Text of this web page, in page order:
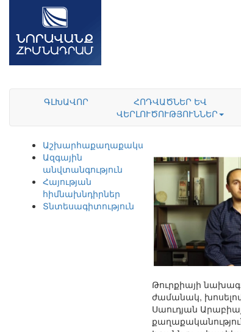
ԳԼԽԱՎՈՐ
ՀՈԴՎԱԾՆԵՐ ԵՎ
ՎԵՐԼՈՒԾՈՒԹՅՈՒՆՆԵՐ
Աշխարհաքաղաքականություն
Ազգային
անվտանգություն
Հայության
հիմնախնդիրներ
Տնտեսագիտություն
Թուրքիայի
ժամանակ, խոսելով
Սաուդյան